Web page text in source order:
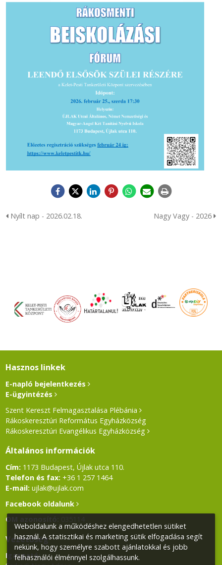
Nyílt nap - 2026.02.18. Nagy Vagy - 2026
Hasznos linkek
E-napló bejelentkezés
E-ügyintézés
Szent Kereszt Felmagasztalása Plébánia
Rákoskeresztúri Református Egyházközség
Rákoskeresztúri Evangélikus Egyházközség
Általános információk
Cím: 1173 Budapest, Újlak utca 110.
Telefon és fax: +36 1 257 1464
E-mail: ujlak@ujlak.com
Facebook oldalunk
OM azonosító: 035114
Vezetőség
Igazgató:
Weboldalunk a működéshez elengedhetetlen sütiket
használ. A statisztikai és marketing sütik elfogadása segít
nekünk, hogy személyre szabott ajánlatokkal és jobb
felhasználói élménnyel szolgálhassunk.